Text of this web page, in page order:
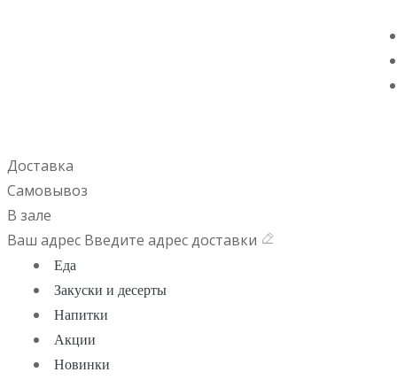
Доставка
Самовывоз
В зале
Ваш адрес Введите адрес доставки
Еда
Закуски и десерты
Напитки
Акции
Новинки